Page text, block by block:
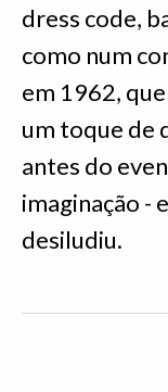
dress code,
como num
em 1962,
um toque de
antes do
imaginação -
desiludiu.